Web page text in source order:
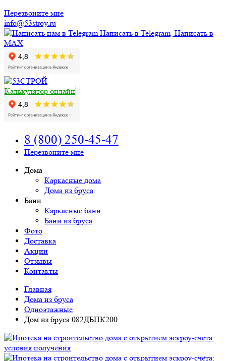
Перезвоните мне
info@53stroy.ru
Написать в Telegram Написать в
MAX
Калькулятор онлайн
8 (800) 250-45-47
Перезвоните мне
Дома
Каркасные дома
Дома из бруса
Бани
Каркасные бани
Бани из бруса
Фото
Доставка
Акции
Отзывы
Контакты
Главная
Дома из бруса
Одноэтажные
Дом из бруса 082ДБПК200